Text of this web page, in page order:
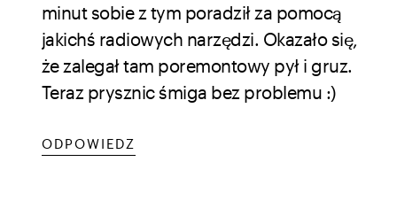
minut sobie z tym poradził za pomocą
jakichś radiowych narzędzi. Okazało się,
że zalegał tam poremontowy pył i gruz.
Teraz prysznic śmiga bez problemu :)
ODPOWIEDZ